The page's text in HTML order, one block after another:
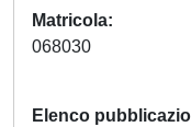
Matricola
068030
Elenco